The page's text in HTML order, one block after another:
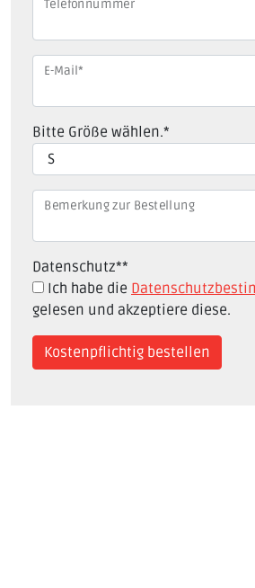
Telefonnummer
E-Mail*
Bitte Größe wählen.*
Bemerkung zur Bestellung
Datenschutz**
Ich habe die
gelesen und akzeptiere diese.